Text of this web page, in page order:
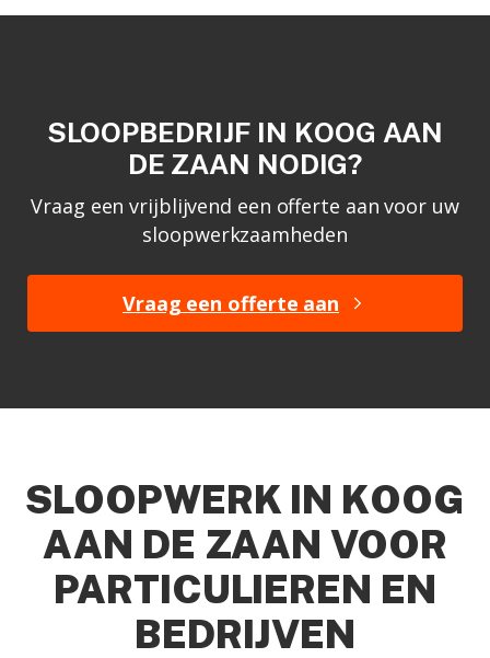
SLOOPBEDRIJF IN KOOG AAN
DE ZAAN NODIG?
Vraag een vrijblijvend een offerte aan voor uw
sloopwerkzaamheden
Vraag een offerte aan
SLOOPWERK IN KOOG
AAN DE ZAAN VOOR
PARTICULIEREN EN
BEDRIJVEN